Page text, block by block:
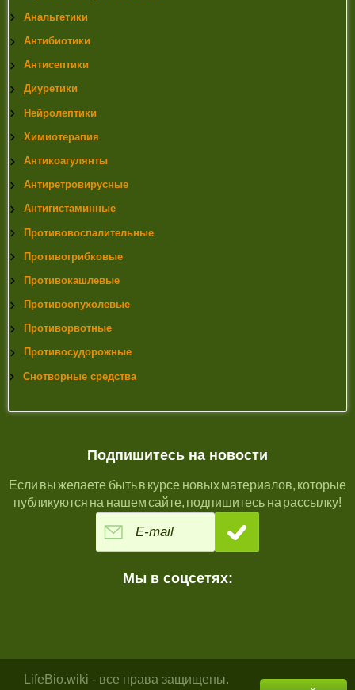
Анальгетики
Антибиотики
Антисептики
Диуретики
Нейролептики
Химиотерапия
Антикоагулянты
Антиретровирусные
Антигистаминные
Противовоспалительные
Противогрибковые
Противокашлевые
Противоопухолевые
Противорвотные
Противосудорожные
Снотворные средства
Подпишитесь на новости
Если вы желаете быть в курсе новых материалов, которые
публикуются на нашем сайте, подпишитесь на рассылку!
Мы в соцсетях:
LifeBio.wiki - все права защищены.